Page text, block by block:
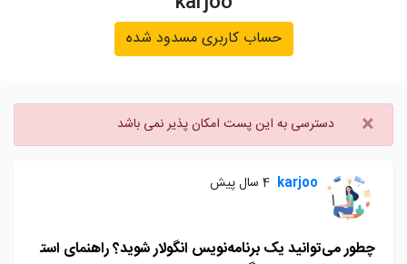
حساب کاربری مسدود شده
× دسترسی به این پست امکان پذیر نمی باشد
karjoo 4 سال پیش
چطور می‌توانید یک برنامه‌نویس انگولار شوید؟ راهنمای است